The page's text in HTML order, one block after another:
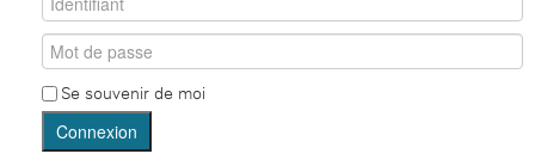
Se souvenir de moi
Connexion